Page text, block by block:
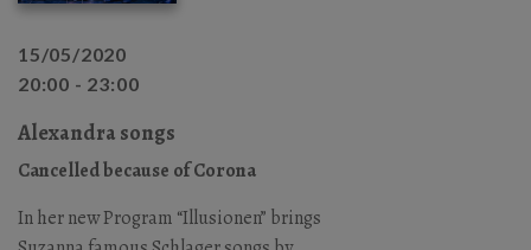
15/05/2020
20:00 - 23:00
Alexandra songs
Cancelled because of Corona
In her new Program “Illusionen” brings